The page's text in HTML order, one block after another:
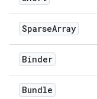
SparseArray
Binder
Bundle